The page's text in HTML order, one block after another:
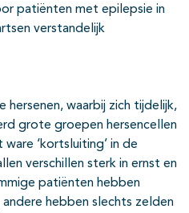
patiënten met epilepsie in
verstandelijk
hersenen, waarbij zich tijdelijk,
grote groepen hersencellen
‘kortsluiting’ in de
verschillen sterk in ernst en
patiënten hebben
hebben slechts zelden